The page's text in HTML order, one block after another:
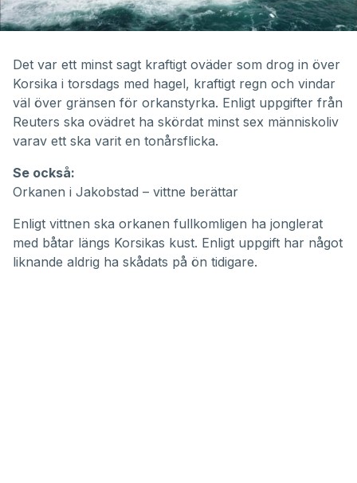
Det var ett minst sagt kraftigt oväder som drog in över
Korsika i torsdags med hagel, kraftigt regn och vindar
väl över gränsen för orkanstyrka. Enligt uppgifter från
Reuters ska ovädret ha skördat minst sex människoliv
varav ett ska varit en tonårsflicka.
Se också:
Orkanen i Jakobstad – vittne berättar
Enligt vittnen ska orkanen fullkomligen ha jonglerat
med båtar längs Korsikas kust. Enligt uppgift har något
liknande aldrig ha skådats på ön tidigare.